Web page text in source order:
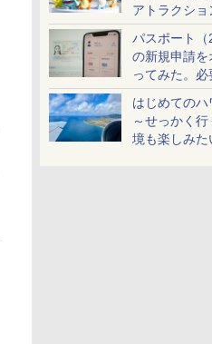
アトラクショ
配・来場前
パスポート（
の新規申請
ってみた。必
ホとマイナカ
はじめてのハ
～せっかく
境も楽しみた